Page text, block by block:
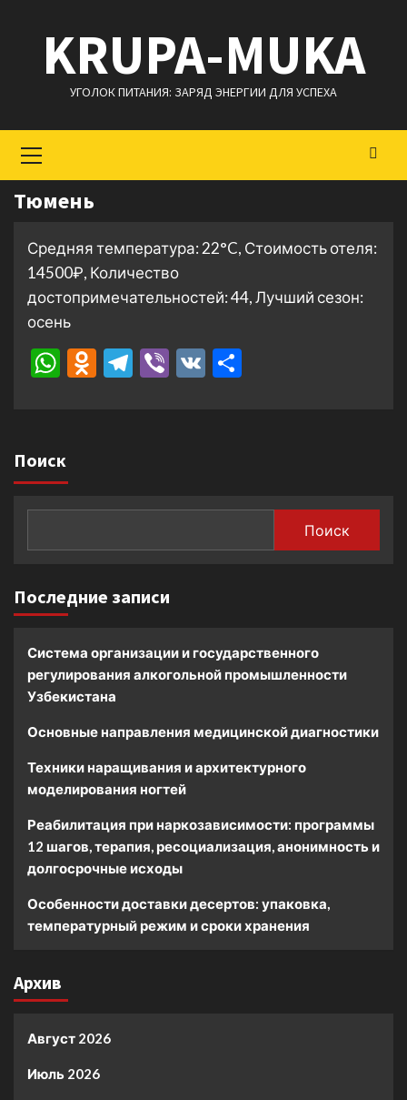
содержимому
KRUPA-MUKA
УГОЛОК ПИТАНИЯ: ЗАРЯД ЭНЕРГИИ ДЛЯ УСПЕХА
меню
Тюмень
Средняя температура: 22°C, Стоимость отеля:
14500₽, Количество
достопримечательностей: 44, Лучший сезон:
осень
WhatsApp
Odnoklassniki
Telegram
Viber
VK
Поиск
Поиск
Последние записи
Система организации и государственного
регулирования алкогольной промышленности
Узбекистана
Основные направления медицинской диагностики
Техники наращивания и архитектурного
моделирования ногтей
Реабилитация при наркозависимости: программы
12 шагов, терапия, ресоциализация, анонимность и
долгосрочные исходы
Особенности доставки десертов: упаковка,
температурный режим и сроки хранения
Архив
Август 2026
Июль 2026